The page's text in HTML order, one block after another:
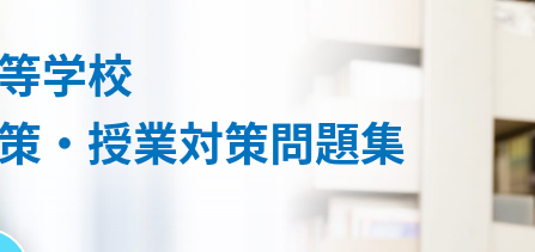
学校
・授業対策問題集